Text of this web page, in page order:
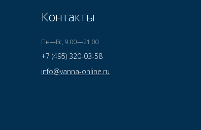
Контакты
Пн—Вс, 9:00—21:00
+7 (495) 320-03-58
info@vanna-online.ru